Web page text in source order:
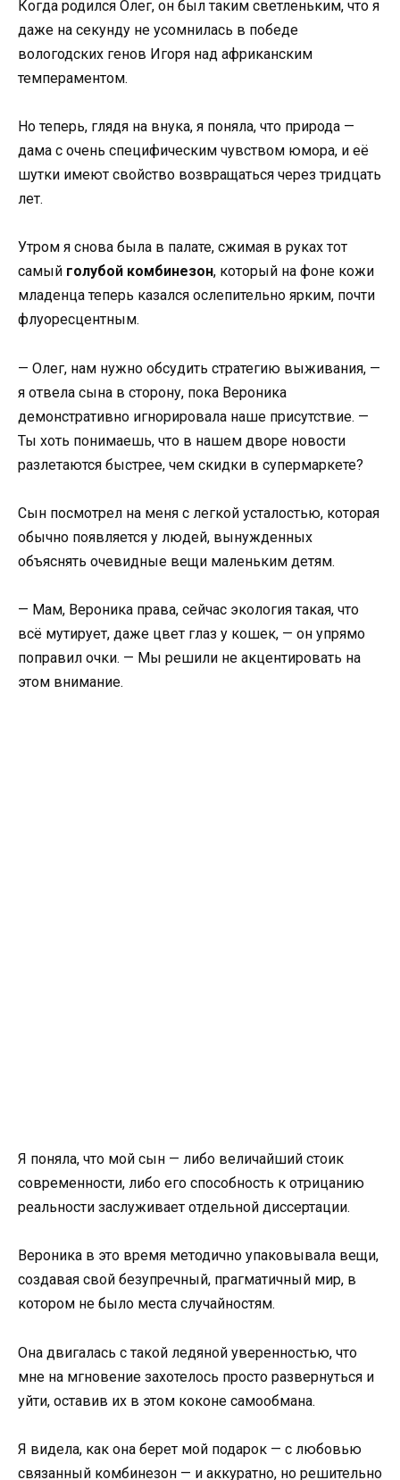
Когда родился Олег, он был таким светленьким, что я
даже на секунду не усомнилась в победе
вологодских генов Игоря над африканским
темпераментом.
Но теперь, глядя на внука, я поняла, что природа —
дама с очень специфическим чувством юмора, и её
шутки имеют свойство возвращаться через тридцать
лет.
Утром я снова была в палате, сжимая в руках тот
самый голубой комбинезон, который на фоне кожи
младенца теперь казался ослепительно ярким, почти
флуоресцентным.
— Олег, нам нужно обсудить стратегию выживания, —
я отвела сына в сторону, пока Вероника
демонстративно игнорировала наше присутствие. —
Ты хоть понимаешь, что в нашем дворе новости
разлетаются быстрее, чем скидки в супермаркете?
Сын посмотрел на меня с легкой усталостью, которая
обычно появляется у людей, вынужденных
объяснять очевидные вещи маленьким детям.
— Мам, Вероника права, сейчас экология такая, что
всё мутирует, даже цвет глаз у кошек, — он упрямо
поправил очки. — Мы решили не акцентировать на
этом внимание.
Я поняла, что мой сын — либо величайший стоик
современности, либо его способность к отрицанию
реальности заслуживает отдельной диссертации.
Вероника в это время методично упаковывала вещи,
создавая свой безупречный, прагматичный мир, в
котором не было места случайностям.
Она двигалась с такой ледяной уверенностью, что
мне на мгновение захотелось просто развернуться и
уйти, оставив их в этом коконе самообмана.
Я видела, как она берет мой подарок — с любовью
связанный комбинезон — и аккуратно, но решительно